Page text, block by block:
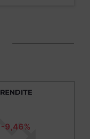
RENDITE
-9,46%